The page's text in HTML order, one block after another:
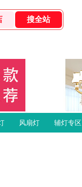
风扇灯 辅灯专区